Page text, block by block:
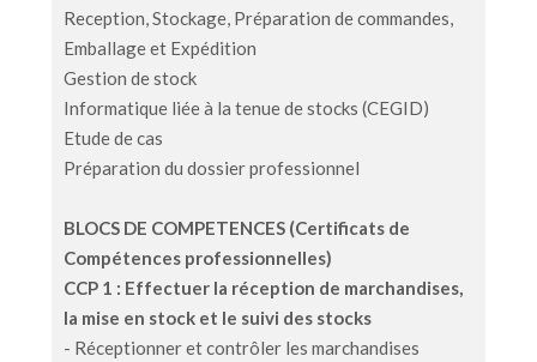
Reception, Stockage, Préparation de commandes,
Emballage et Expédition
Gestion de stock
Informatique liée à la tenue de stocks (CEGID)
Etude de cas
Préparation du dossier professionnel
BLOCS DE COMPETENCES (Certificats de
Compétences professionnelles)
CCP 1 : Effectuer la réception de marchandises,
la mise en stock et le suivi des stocks
- Réceptionner et contrôler les marchandises